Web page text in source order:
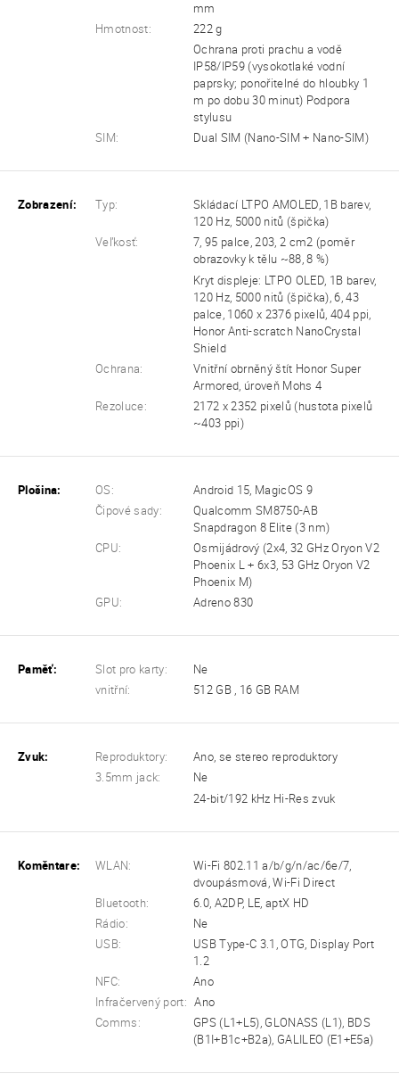
mm
Hmotnost:
222 g
Ochrana proti prachu a vodě
IP58/IP59 (vysokotlaké vodní
paprsky; ponořitelné do hloubky 1
m po dobu 30 minut) Podpora
stylusu
SIM:
Dual SIM (Nano-SIM + Nano-SIM)
Zobrazení: Typ:
Skládací LTPO AMOLED, 1B barev,
120 Hz, 5000 nitů (špička)
Veľkosť:
7, 95 palce, 203, 2 cm2 (poměr
obrazovky k tělu ~88, 8 %)
Kryt displeje: LTPO OLED, 1B barev,
120 Hz, 5000 nitů (špička), 6, 43
palce, 1060 x 2376 pixelů, 404 ppi,
Honor Anti-scratch NanoCrystal
Shield
Ochrana:
Vnitřní obrněný štít Honor Super
Armored, úroveň Mohs 4
Rezoluce:
2172 x 2352 pixelů (hustota pixelů
~403 ppi)
Plošina: OS:
Android 15, MagicOS 9
Čipové sady:
Qualcomm SM8750-AB
Snapdragon 8 Elite (3 nm)
CPU:
Osmijádrový (2x4, 32 GHz Oryon V2
Phoenix L + 6x3, 53 GHz Oryon V2
Phoenix M)
GPU:
Adreno 830
Paměť: Slot pro karty:
Ne
vnitřní:
512 GB , 16 GB RAM
Zvuk: Reproduktory:
Ano, se stereo reproduktory
3.5mm jack:
Ne
24-bit/192 kHz Hi-Res zvuk
Koměntare: WLAN:
Wi-Fi 802.11 a/b/g/n/ac/6e/7,
dvoupásmová, Wi-Fi Direct
Bluetooth:
6.0, A2DP, LE, aptX HD
Rádio:
Ne
USB:
USB Type-C 3.1, OTG, Display Port
1.2
NFC:
Ano
Infračervený port:
Ano
Comms:
GPS (L1+L5), GLONASS (L1), BDS
(B1I+B1c+B2a), GALILEO (E1+E5a)